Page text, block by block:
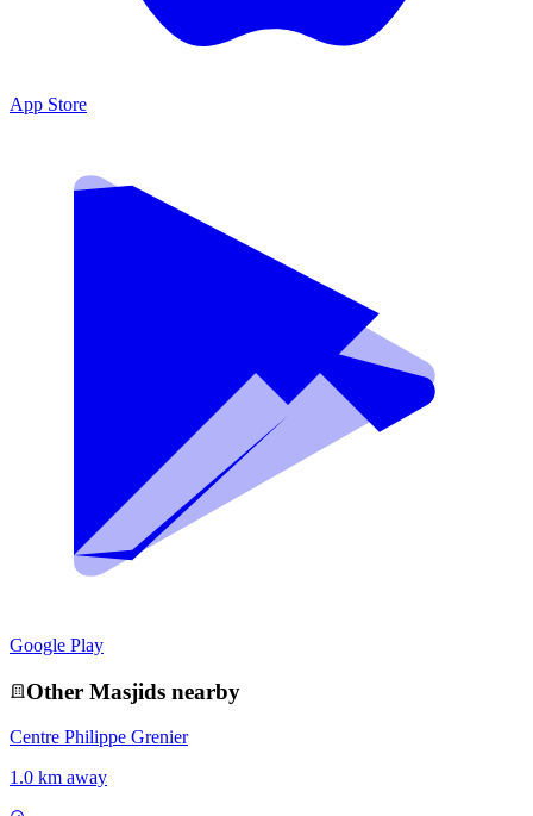
App Store
Google Play
Other Masjids nearby
Centre Philippe Grenier
1.0 km away